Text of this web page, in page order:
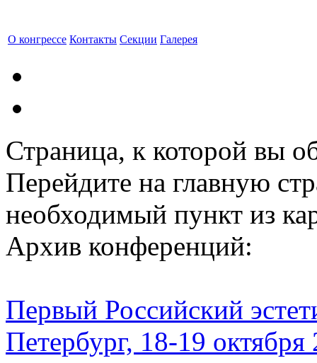
О конгрессе Контакты Секции Галерея
Страница, к которой вы
Перейдите на главную
необходимый пункт из
Архив конференций:
Первый Российский
Петербург, 18-19 октября